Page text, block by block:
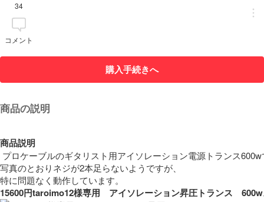
34
コメント
購入手続きへ
商品の説明
商品説明
プロケーブルのギタリスト用アイソレーション電源トランス
写真のとおりネジが2本足らないようですが、
15600円taroimo12様専用　アイソレーション昇圧トランス　